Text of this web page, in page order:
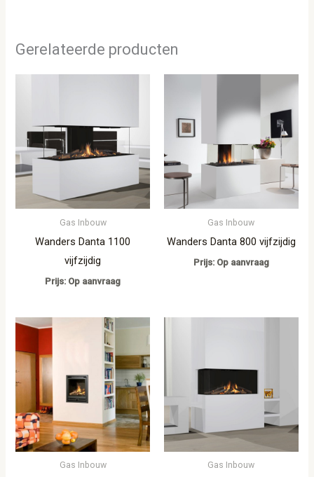
Gerelateerde producten
Gas Inbouw
Wanders Danta 1100
vijfzijdig
Prijs: Op aanvraag
Gas Inbouw
Wanders Danta 800 vijfzijdig
Prijs: Op aanvraag
Gas Inbouw Gas Inbouw